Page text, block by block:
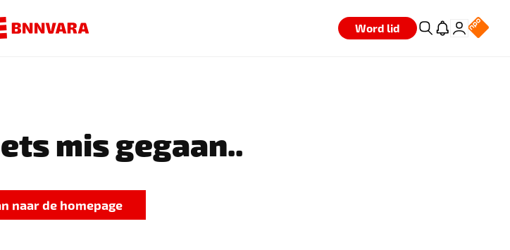
Word lid
mis gegaan..
naar de homepage